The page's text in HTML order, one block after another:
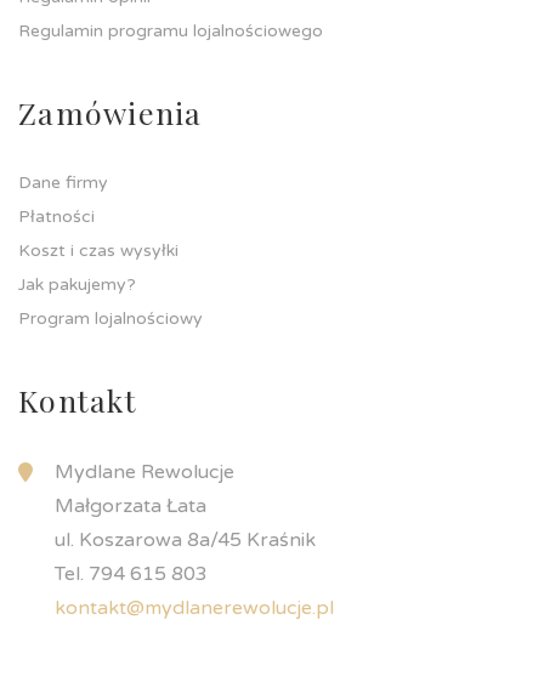
Regulamin programu lojalnościowego
Zamówienia
Dane firmy
Płatności
Koszt i czas wysyłki
Jak pakujemy?
Program lojalnościowy
Kontakt
Mydlane Rewolucje
Małgorzata Łata
ul. Koszarowa 8a/45 Kraśnik
Tel. 794 615 803
kontakt@mydlanerewolucje.pl